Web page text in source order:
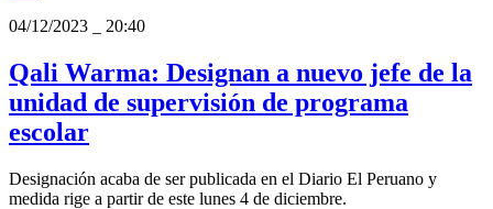
04/12/2023
20:40
Qali Warma: Designan a nuevo jefe de la
unidad de supervisión de programa
escolar
Designación acaba de ser publicada en el Diario El Peruano y
medida rige a partir de este lunes 4 de diciembre.